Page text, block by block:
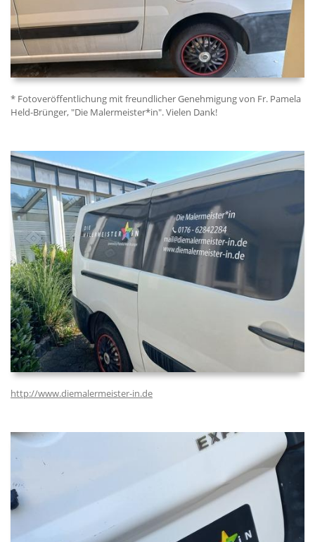
* Fotoveröffentlichung mit freundlicher Genehmigung von Fr. Pamela
Held-Brünger, "Die Malermeister*in". Vielen Dank!
http://www.diemalermeister-in.de